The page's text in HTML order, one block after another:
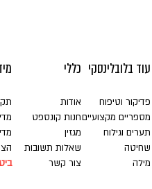
עוד בלובלינסקי
פדיקור וטיפוח
מספריים מקצועיים
תערים וגילוח
שחיטה
מילה
כללי
אודות
חנות קונספט
מגזין
שאלות תשובות
צור קשר